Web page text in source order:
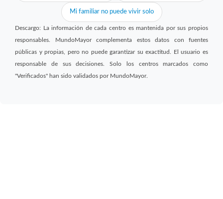
Mi familiar no puede vivir solo
Descargo: La información de cada centro es mantenida por sus propios
responsables. MundoMayor complementa estos datos con fuentes
públicas y propias, pero no puede garantizar su exactitud. El usuario es
responsable de sus decisiones. Solo los centros marcados como
"Verificados" han sido validados por MundoMayor.